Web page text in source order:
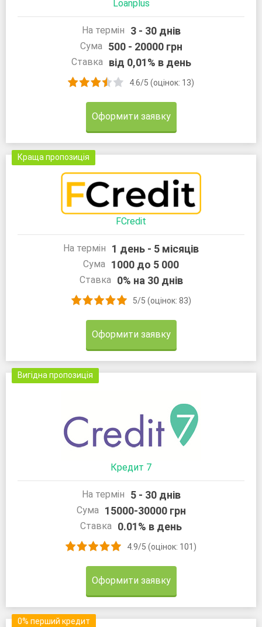
Loanplus
На термін 3 - 30 днів
Сума 500 - 20000 грн
Ставка від 0,01% в день
4.6/5 (оцінок: 13)
Оформити заявку
Краща пропозиція
FCredit
На термін 1 день - 5 місяців
Сума 1000 до 5 000
Ставка 0% на 30 днів
5/5 (оцінок: 83)
Оформити заявку
Вигідна пропозиція
Кредит 7
На термін 5 - 30 днів
Сума 15000-30000 грн
Ставка 0.01% в день
4.9/5 (оцінок: 101)
Оформити заявку
0% перший кредит